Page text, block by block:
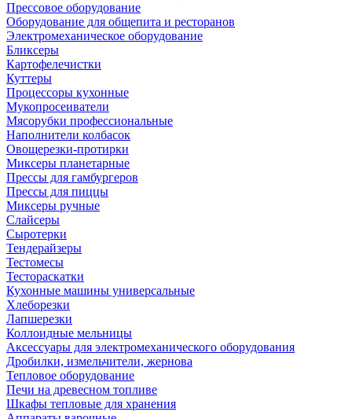
Прессовое оборудование
Оборудование для общепита и ресторанов
Электромеханическое оборудование
Бликсеры
Картофелечистки
Куттеры
Процессоры кухонные
Мукопросеиватели
Мясорубки профессиональные
Наполнители колбасок
Овощерезки-протирки
Миксеры планетарные
Прессы для гамбургеров
Прессы для пиццы
Миксеры ручные
Слайсеры
Сыротерки
Тендерайзеры
Тестомесы
Тестораскатки
Кухонные машины универсальные
Хлеборезки
Лапшерезки
Коллоидные мельницы
Аксессуары для электромеханического оборудования
Дробилки, измельчители, жернова
Тепловое оборудование
Печи на древесном топливе
Шкафы тепловые для хранения